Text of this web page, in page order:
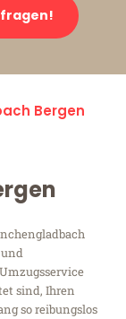
Bergen
sind, Ihren
so reibungslos